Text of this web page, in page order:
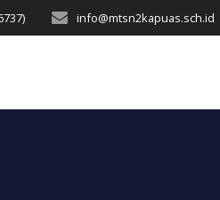
info@mtsn2kapuas.sch.id